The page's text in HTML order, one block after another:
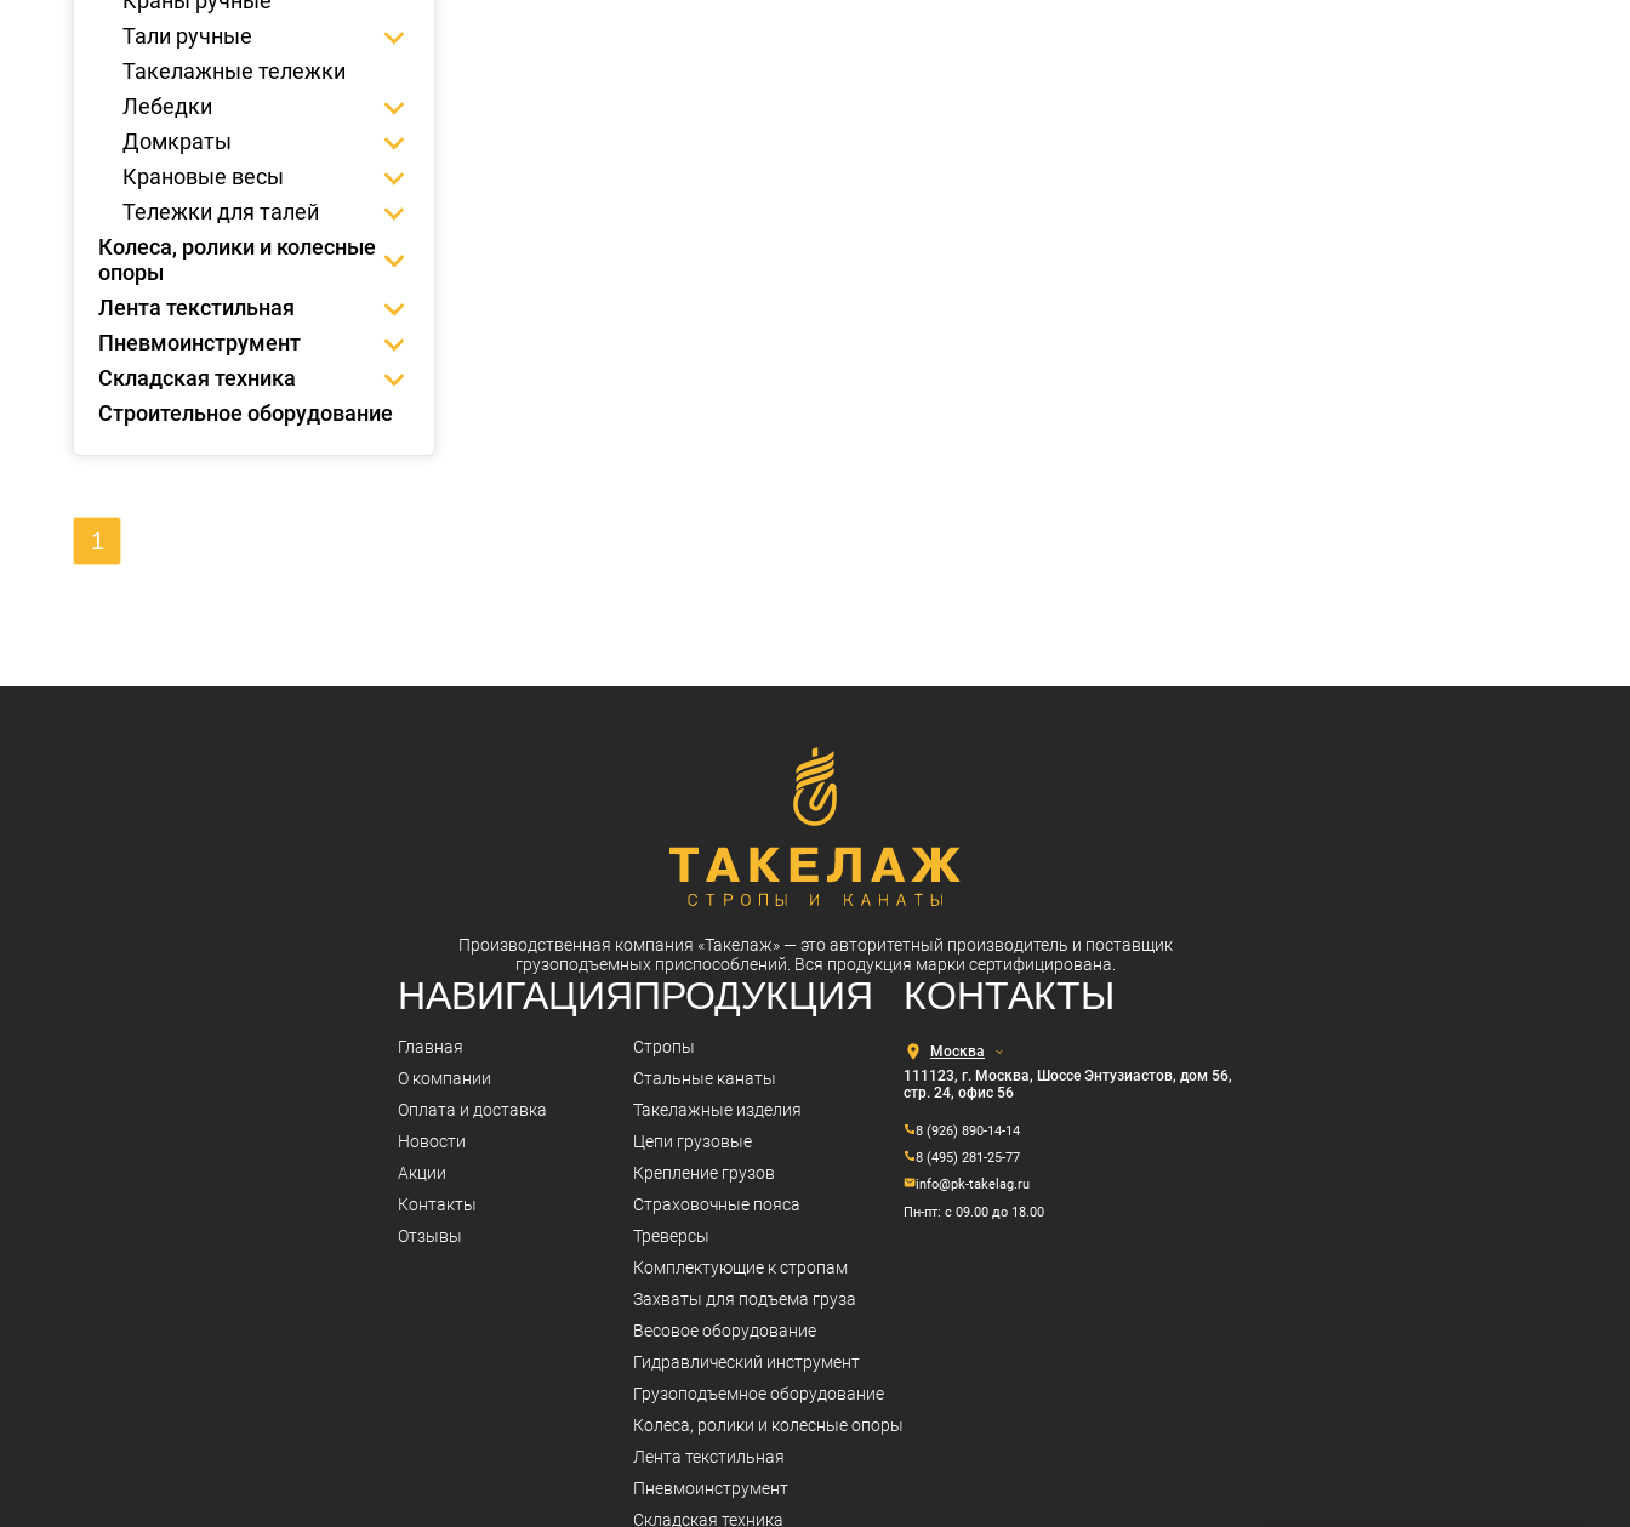
Тали ручные
Такелажные тележки
Лебедки
Домкраты
Крановые весы
Тележки для талей
Колеса, ролики и колесные
опоры
Лента текстильная
Пневмоинструмент
Складская техника
Строительное оборудование
1
Производственная компания «Такелаж»— это авторитетный производитель и поставщик
грузоподъемных приспособлений. Вся продукция марки сертифицирована.
НАВИГАЦИЯ
Главная
О компании
Оплата и доставка
Новости
Акции
Контакты
Отзывы
ПРОДУКЦИЯ
Стропы
Стальные канаты
Такелажные изделия
Цепи грузовые
Крепление грузов
Страховочные пояса
Треверсы
Комплектующие к стропам
Захваты для подъема груза
Весовое оборудование
Гидравлический инструмент
Грузоподъемное оборудование
Колеса, ролики и колесные опоры
Лента текстильная
Пневмоинструмент
Складская техника
КОНТАКТЫ
Выберите
город
111123, г. Москва, Шоссе Энтузиастов, дом 56,
стр. 24, офис 56
info@pk-takelag.ru
Пн-пт: с 09.00 до 18.00
8 (926) 890-14-14
8 (495) 281-25-77